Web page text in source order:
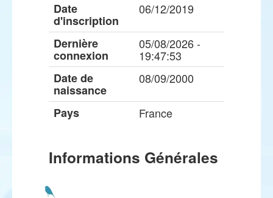
Date
d'inscription
06/12/2019
Dernière
connexion
05/08/2026 -
19:47:53
Date de
naissance
08/09/2000
Pays France
Informations Générales